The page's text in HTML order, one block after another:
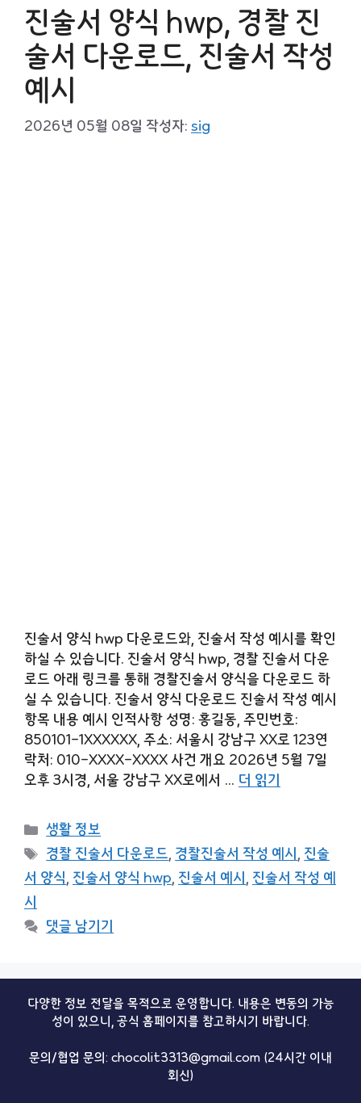
진술서 양식 hwp, 경찰 진
술서 다운로드, 진술서 작성
예시
2026년 05월 08일 작성자: sig
진술서 양식 hwp 다운로드와, 진술서 작성 예시를 확인
하실 수 있습니다. 진술서 양식 hwp, 경찰 진술서 다운
로드 아래 링크를 통해 경찰진술서 양식을 다운로드 하
실 수 있습니다. 진술서 양식 다운로드 진술서 작성 예시
항목 내용 예시 인적사항 성명: 홍길동, 주민번호:
850101-1XXXXXX, 주소: 서울시 강남구 XX로 123연
락처: 010-XXXX-XXXX 사건 개요 2026년 5월 7일
오후 3시경, 서울 강남구 XX로에서 … 더 읽기
카
테
고
리
생활 정보
태
그
경찰 진술서 다운로드, 경찰진술서 작성 예시, 진술
서 양식, 진술서 양식 hwp, 진술서 예시, 진술서 작성 예
시
댓글 남기기
다양한 정보 전달을 목적으로 운영합니다. 내용은 변동의 가능
성이 있으니, 공식 홈페이지를 참고하시기 바랍니다.
문의/협업 문의: chocolit3313@gmail.com (24시간 이내
회신)